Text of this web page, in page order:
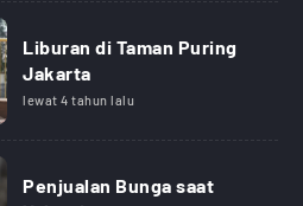
Liburan di Taman Puring
Jakarta
lewat 4 tahun lalu
Penjualan Bunga saat